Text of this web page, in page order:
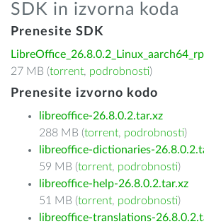
SDK in izvorna koda
Prenesite SDK
27 MB (torrent, podrobnosti)
Prenesite izvorno kodo
libreoffice-26.8.0.2.tar.xz
288 MB (torrent, podrobnosti)
libreoffice-dictionaries-
59 MB (torrent, podrobnosti)
libreoffice-help-26.8.0.2.tar.xz
51 MB (torrent, podrobnosti)
libreoffice-translations-